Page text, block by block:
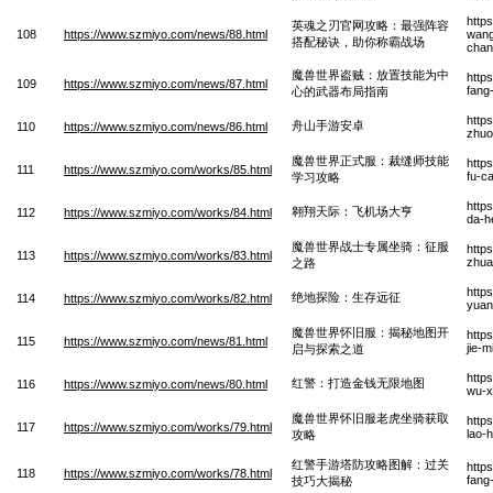
108 https://www.szmiyo.com/news/88.html
英魂之刃官网攻略：最强阵容
搭配秘诀，助你称霸战场
109 https://www.szmiyo.com/news/87.html
魔兽世界盗贼：放置技能为中
心的武器布局指南
110 https://www.szmiyo.com/news/86.html 舟山手游安卓
111 https://www.szmiyo.com/works/85.html
魔兽世界正式服：裁缝师技能
学习攻略
fu-
112 https://www.szmiyo.com/works/84.html 翱翔天际：飞机场大亨
da-
113 https://www.szmiyo.com/works/83.html
魔兽世界战士专属坐骑：征服
之路
114 https://www.szmiyo.com/works/82.html 绝地探险：生存远征
115 https://www.szmiyo.com/news/81.html
魔兽世界怀旧服：揭秘地图开
启与探索之道
jie-
116 https://www.szmiyo.com/news/80.html 红警：打造金钱无限地图
wu-
117 https://www.szmiyo.com/works/79.html
魔兽世界怀旧服老虎坐骑获取
攻略
lao-
118 https://www.szmiyo.com/works/78.html
红警手游塔防攻略图解：过关
技巧大揭秘